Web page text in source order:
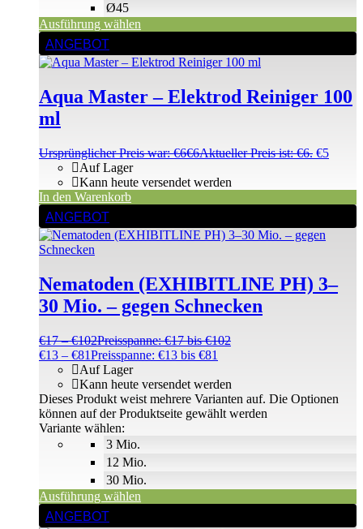
Ø45
Ausführung wählen
ANGEBOT
Aqua Master – Elektrod Reiniger 100
ml
Ursprünglicher Preis war: €6€6Aktueller Preis ist: €6. €5
Auf Lager
Kann heute versendet werden
In den Warenkorb
ANGEBOT
Nematoden (EXHIBITLINE PH) 3–
30 Mio. – gegen Schnecken
€17 –€102Preisspanne: €17 bis €102
€13 – €81Preisspanne: €13 bis €81
3 Mio.
12 Mio.
30 Mio.
Auf Lager
Kann heute versendet werden
Variante wählen:
Ausführung wählen
Dieses Produkt weist mehrere Varianten auf. Die Optionen
können auf der Produktseite gewählt werden
ANGEBOT